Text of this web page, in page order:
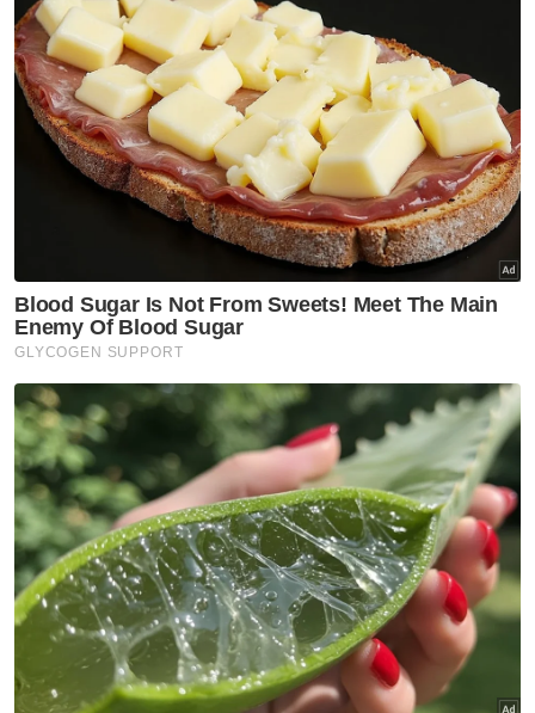
Khairul Aming
Banjir
Hospital
Bantuan Banjir